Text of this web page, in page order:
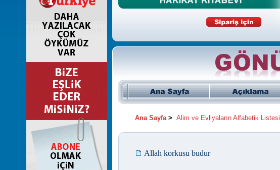
Ana Sayfa> Alim ve Evliyaların Alfabetik Listesi
Allah korkusu budur